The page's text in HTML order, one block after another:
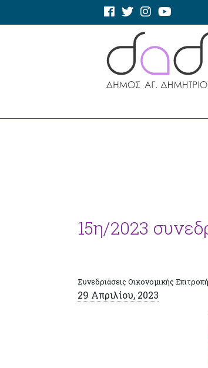
15η/2023
Συνεδριάσεις Οικονομικής
29 Απριλίου, 2023